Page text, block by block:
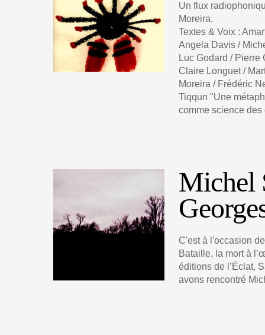
Un flux
Moreira.
Textes & Voix :
Angela Davis /
Luc Godard / Pierre
Claire Longuet /
Moreira / Frédéric
Tiqqun "Une
comme science
Michel
C'est à l'occasion
Bataille, la mort à
éditions de l’Éclat,
avons rencontré